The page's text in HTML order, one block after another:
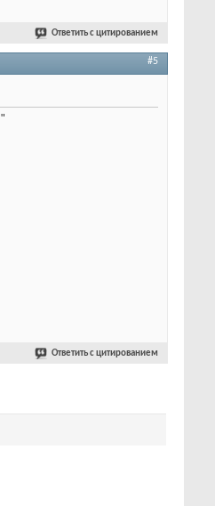
Ответить с цитированием
#5
Ответить с цитированием